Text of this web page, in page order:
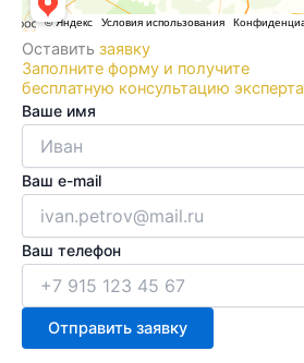
Оставить заявку
Заполните форму и получите
бесплатную консультацию эксперта
Ваше имя
Ваш e-mail
Ваш телефон
Отправить заявку